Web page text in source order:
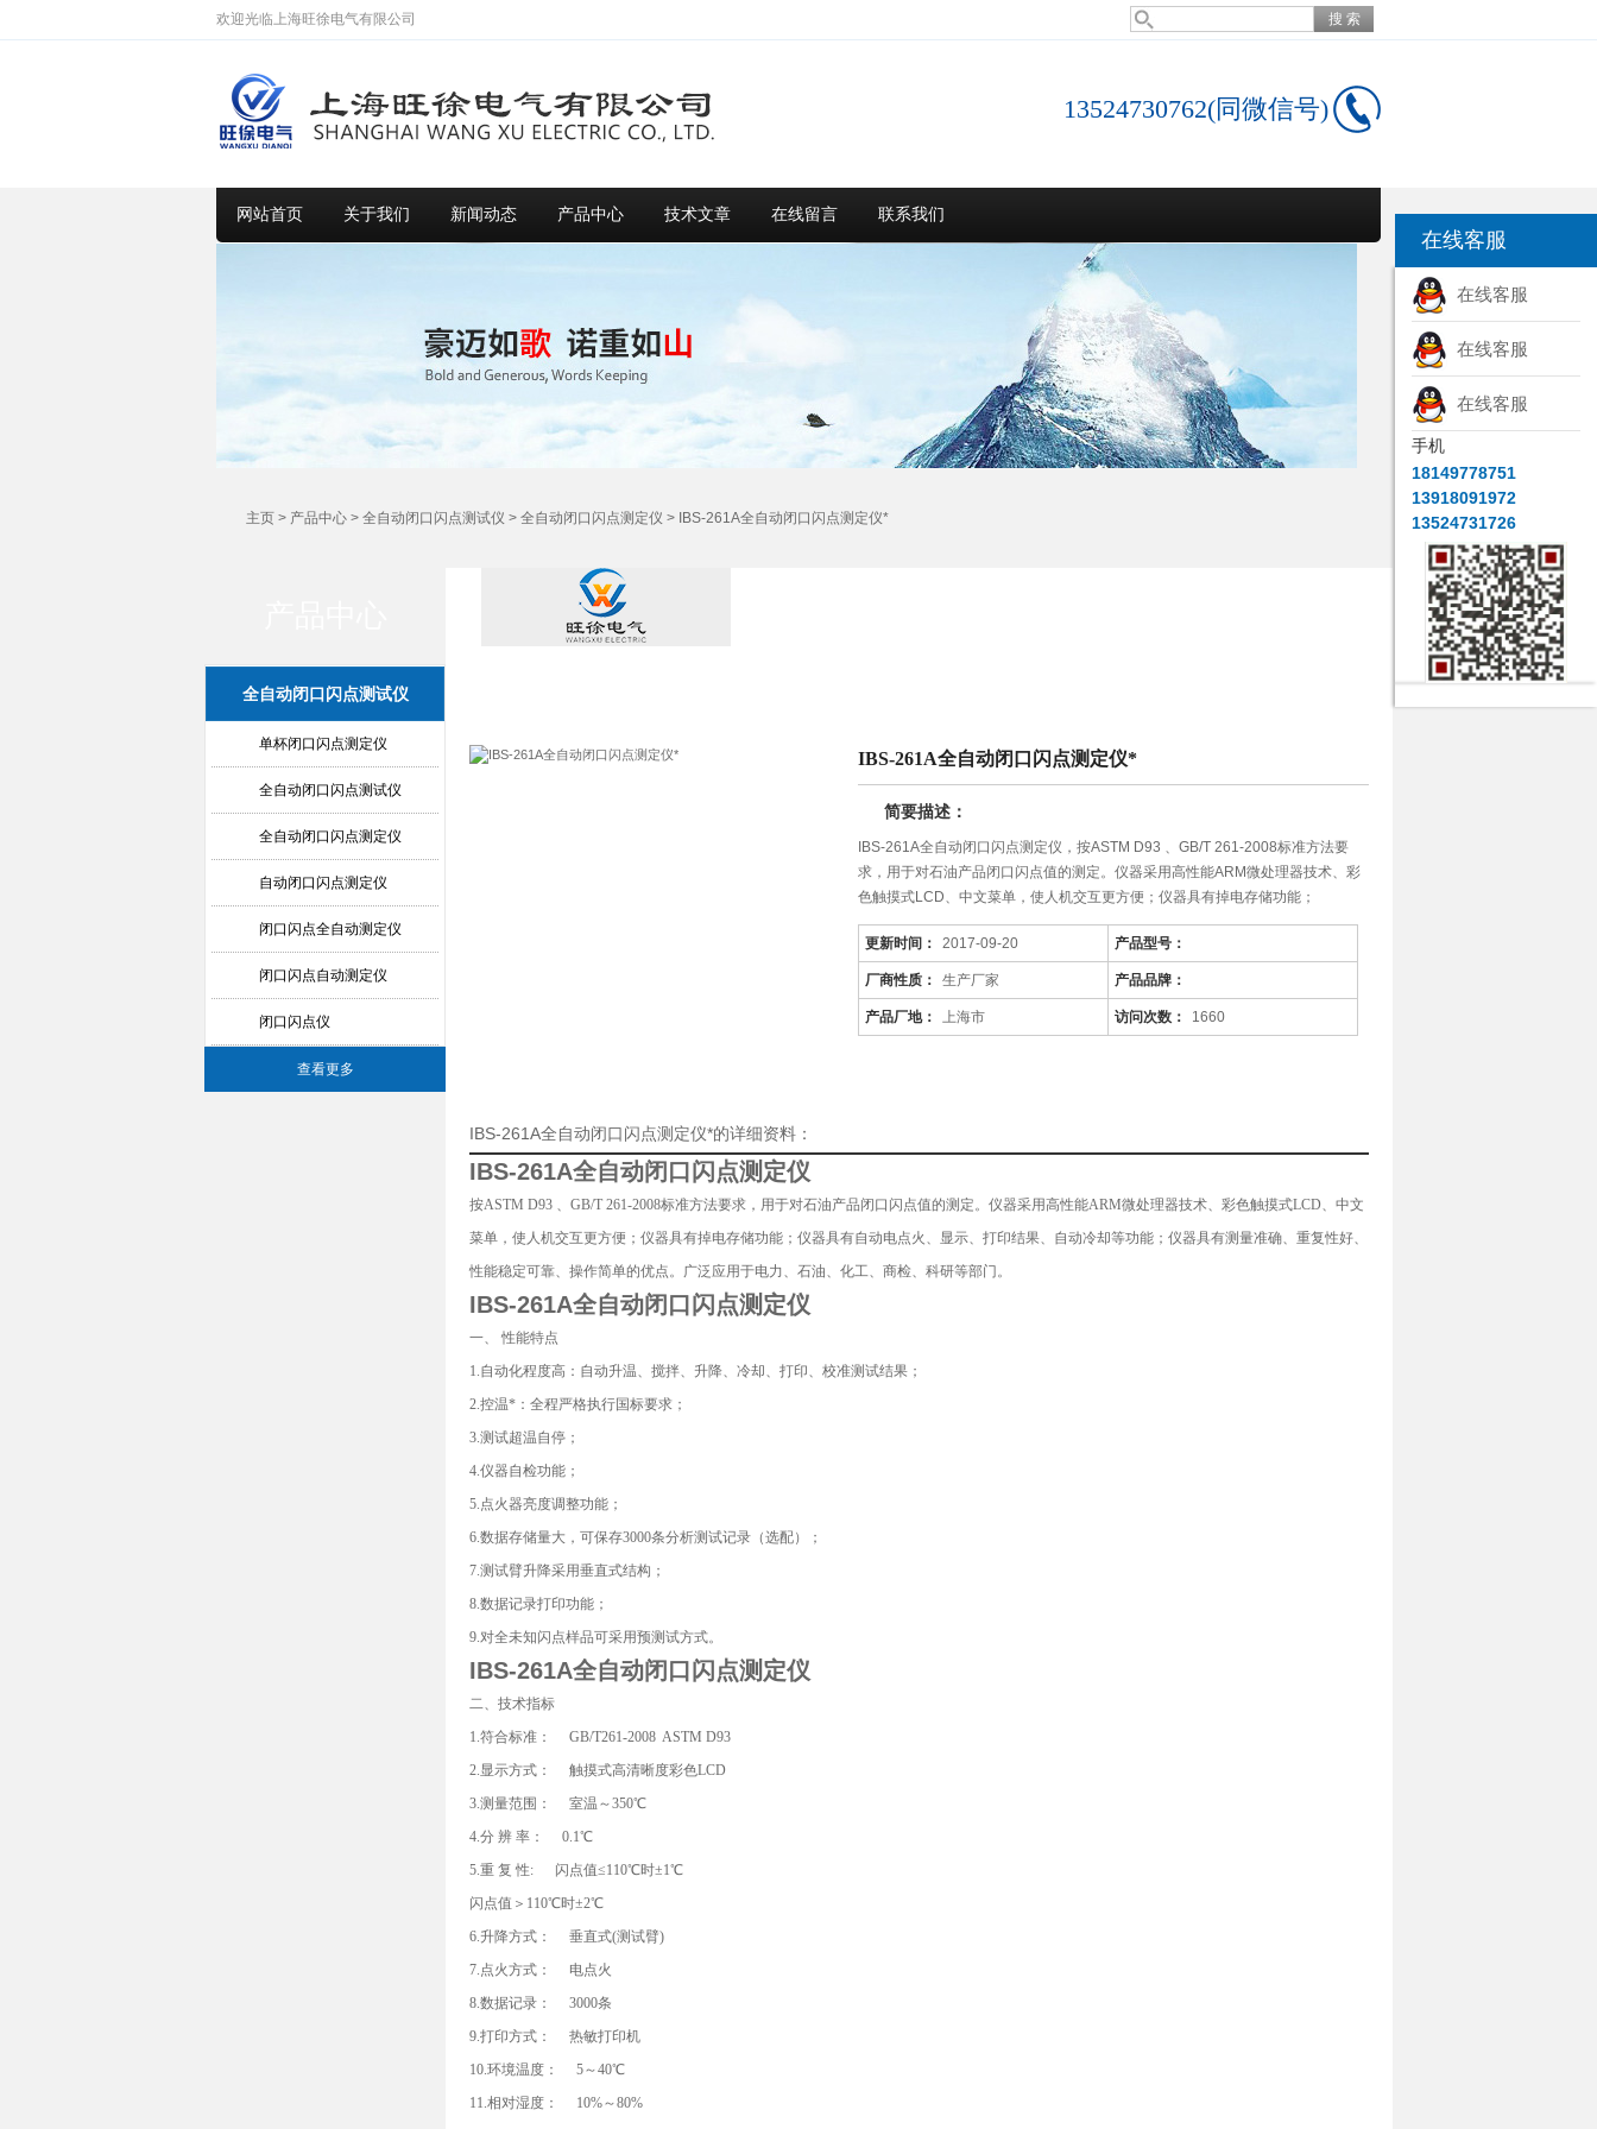
欢迎光临上海旺徐电气有限公司
13524730762(同微信号)
网站首页 关于我们 新闻动态 产品中心 技术文章 在线留言 联系我们
主页 > 产品中心 > 全自动闭口闪点测试仪 > 全自动闭口闪点测定仪 > IBS-261A全自动闭口闪点测定仪*
全自动闭口闪点测试仪
单杯闭口闪点测定仪
全自动闭口闪点测试仪
全自动闭口闪点测定仪
自动闭口闪点测定仪
闭口闪点全自动测定仪
闭口闪点自动测定仪
闭口闪点仪
查看更多
IBS-261A全自动闭口闪点测定仪*
简要描述：
IBS-261A全自动闭口闪点测定仪，按ASTM D93 、GB/T 261-2008标准方法要
求，用于对石油产品闭口闪点值的测定。仪器采用高性能ARM微处理器技术、彩
色触摸式LCD、中文菜单，使人机交互更方便；仪器具有掉电存储功能；
更新时间： 2017-09-20 产品型号：
厂商性质： 生产厂家 产品品牌：
产品厂地： 上海市 访问次数： 1660
IBS-261A全自动闭口闪点测定仪*的详细资料：
IBS-261A全自动闭口闪点测定仪
按ASTM D93 、GB/T 261-2008标准方法要求，用于对石油产品闭口闪点值的测定。仪器采用高性能ARM微处理器技术、彩色触摸式LCD、中文
菜单，使人机交互更方便；仪器具有掉电存储功能；仪器具有自动电点火、显示、打印结果、自动冷却等功能；仪器具有测量准确、重复性好、
性能稳定可靠、操作简单的优点。广泛应用于电力、石油、化工、商检、科研等部门。
IBS-261A全自动闭口闪点测定仪
一、 性能特点
1.自动化程度高：自动升温、搅拌、升降、冷却、打印、校准测试结果；
2.控温*：全程严格执行国标要求；
3.测试超温自停；
4.仪器自检功能；
5.点火器亮度调整功能；
6.数据存储量大，可保存3000条分析测试记录（选配）；
7.测试臂升降采用垂直式结构；
8.数据记录打印功能；
9.对全未知闪点样品可采用预测试方式。
IBS-261A全自动闭口闪点测定仪
二、技术指标
1.符合标准： GB/T261-2008 ASTM D93
2.显示方式： 触摸式高清晰度彩色LCD
3.测量范围： 室温～350℃
4.分 辨 率： 0.1℃
5.重 复 性: 闪点值≤110℃时±1℃
闪点值＞110℃时±2℃
6.升降方式： 垂直式(测试臂)
7.点火方式： 电点火
8.数据记录： 3000条
9.打印方式： 热敏打印机
10.环境温度： 5～40℃
11.相对湿度： 10%～80%
在线客服
在线客服
在线客服
在线客服
手机
18149778751
13918091972
13524731726